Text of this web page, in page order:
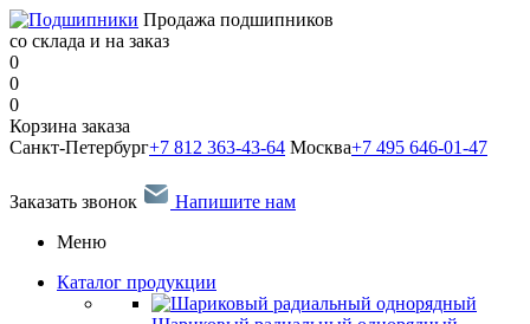
Продажа подшипников
со склада и на заказ
0
0
0
Корзина заказа
Санкт-Петербург+7 812 363-43-64 Москва+7 495 646-01-47
Заказать звонок
Напишите нам
Меню
Каталог продукции